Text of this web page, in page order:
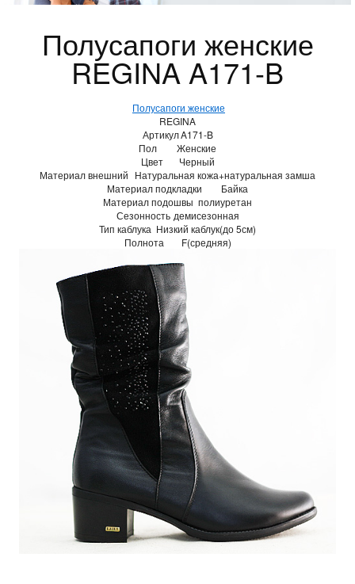
Полусапоги женские
REGINA A171-B
Полусапоги женские
REGINA
АртикулA171-B
Пол
Женские
Цвет
Черный
Материал внешний Натуральная кожа+натуральная замша
Материал подкладки
Байка
Материал подошвы полиуретан
Сезонность демисезонная
Тип каблука Низкий каблук(до 5см)
Полнота
F(средняя)